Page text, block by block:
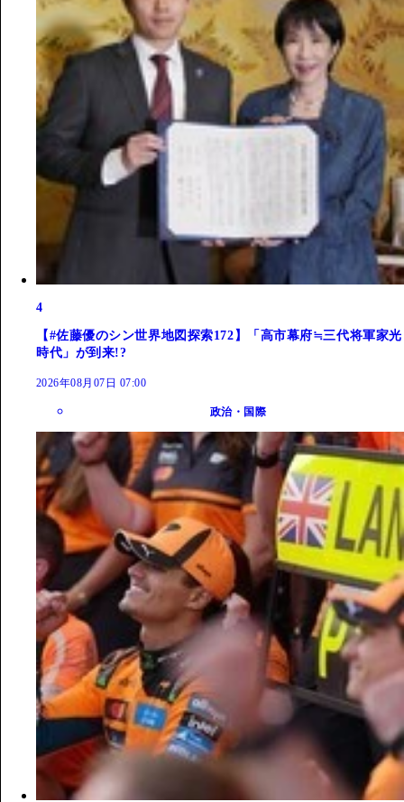
4
【#佐藤優のシン世界地図探索172】「高市幕府≒三代将軍家光
時代」が到来!?
2026年08月07日 07:00
政治・国際